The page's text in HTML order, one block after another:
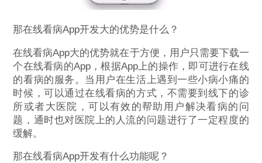
那在线看病App开发大的优势是什么？
在线看病App大的优势就在于方便，用户只需要下载一
个在线看病的App，根据App上的操作，即可进行在线
的看病的服务。当用户在生活上遇到一些小病小痛的
时候，可以通过在线看病的方式，不需要到线下的诊
所或者大医院，可以有效的帮助用户解决看病的问
题，通时也对医院上的人流的问题进行了一定程度的
缓解。
那在线看病App开发有什么功能呢？